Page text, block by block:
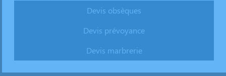
Devis obsèques
Devis prévoyance
Devis marbrerie